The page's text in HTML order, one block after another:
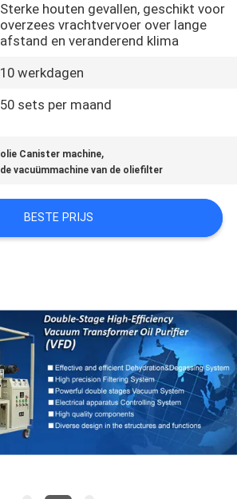
Sterke houten gevallen, geschikt voor
overzees vrachtvervoer over lange
afstand en veranderend klima
10 werkdagen
50 sets per maand
olie Canister machine,
de vacuümmachine van de oliefilter
BESTE PRIJS